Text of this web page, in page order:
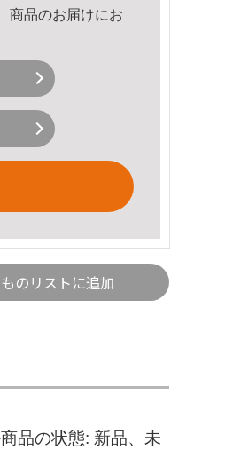
商品のお届けにお
のリストに追加
品の状態: 新品、未